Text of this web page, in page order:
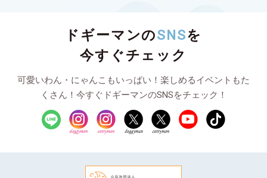
ドギーマンのSNSを
今すぐチェック
可愛いわん・にゃんこもいっぱい！楽しめるイベントもた
くさん！今すぐドギーマンのSNSをチェック！